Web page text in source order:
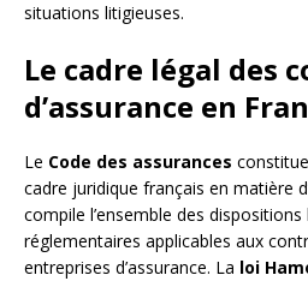
situations litigieuses.
Le cadre légal des
d’assurance en
Le Code des assurances
cadre juridique français en matière
compile l’ensemble des
réglementaires applicables aux
entreprises d’assurance. La loi